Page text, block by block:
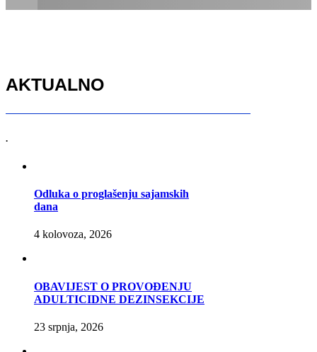
AKTUALNO
.
Odluka o proglašenju sajamskih
dana
4 kolovoza, 2026
OBAVIJEST O PROVOĐENJU
ADULTICIDNE DEZINSEKCIJE
23 srpnja, 2026